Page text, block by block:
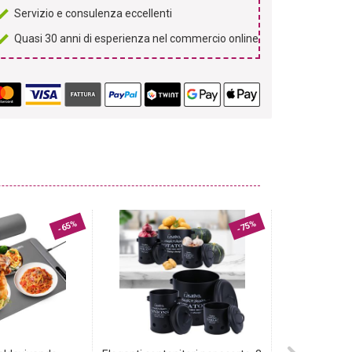
Servizio e consulenza eccellenti
Quasi 30 anni di esperienza nel commercio online
-65% -75%